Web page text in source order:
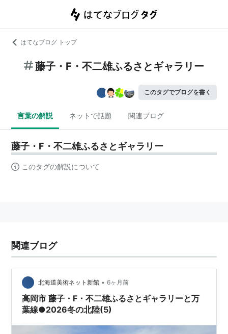
はてなブログ トップ
藤子・F・不二雄ふるさとギャラリー
このタグでブログを書く
言葉の解説 ネットで話題 関連ブログ
藤子・F・不二雄ふるさとギャラリー
このタグの解説について
関連ブログ
北海道美術ネット新館 • 6ヶ月前
高岡市 藤子・F・不二雄ふるさとギャラリーと万
葉線●2026冬の北陸(5)